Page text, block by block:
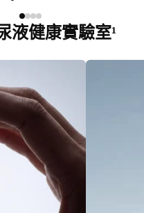
液健康實驗室¹